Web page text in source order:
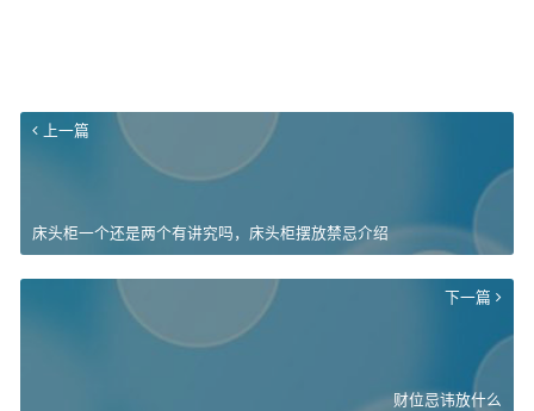
上一篇
床头柜一个还是两个有讲究吗，床头柜摆放禁忌介绍
下一篇
财位忌讳放什么